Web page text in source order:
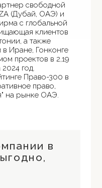
свободной
(Дубай, ОАЭ) и
с глобальной
клиентов
а также
Иране, Гонконге
проектов в 2,19
год.
Право-300 в
право,
на рынке ОАЭ.
в